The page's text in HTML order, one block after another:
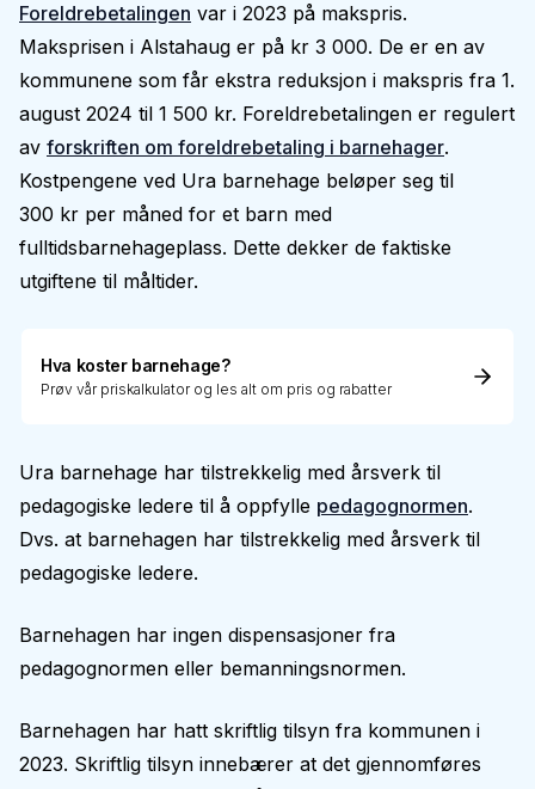
Foreldrebetalingen var i 2023 på makspris.
Maksprisen i Alstahaug er på kr 3 000. De er en av
kommunene som får ekstra reduksjon i makspris fra 1.
august 2024 til 1 500 kr. Foreldrebetalingen er regulert
av forskriften om foreldrebetaling i barnehager.
Kostpengene ved Ura barnehage beløper seg til
300 kr per måned for et barn med
fulltidsbarnehageplass. Dette dekker de faktiske
utgiftene til måltider.
Hva koster barnehage?
Prøv vår priskalkulator og les alt om pris og rabatter
Ura barnehage har tilstrekkelig med årsverk til
pedagogiske ledere til å oppfylle pedagognormen.
Dvs. at barnehagen har tilstrekkelig med årsverk til
pedagogiske ledere.
Barnehagen har ingen dispensasjoner fra
pedagognormen eller bemanningsnormen.
Barnehagen har hatt skriftlig tilsyn fra kommunen i
2023. Skriftlig tilsyn innebærer at det gjennomføres